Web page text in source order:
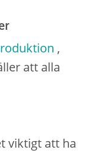
,
att alla
viktigt att ha